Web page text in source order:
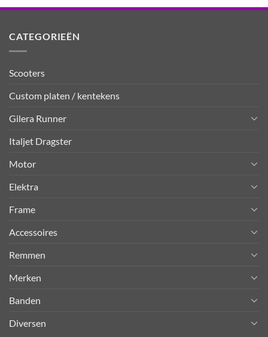
CATEGORIEËN
Scooters
Custom platen / kentekens
Gilera Runner
Italjet Dragster
Motor
Elektra
Frame
Accessoires
Remmen
Merken
Banden
Diversen